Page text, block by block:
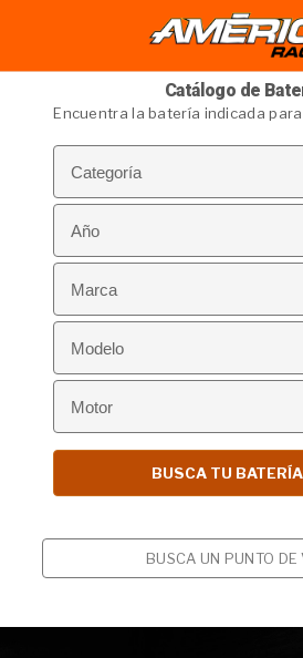
Catálogo de
Encuentra la batería indicada
BUSCA UN PUNTO DE